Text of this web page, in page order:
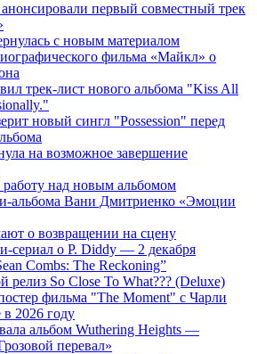
первый совместный трек
с новым материалом
фильма «Майкл» о
трек-лист нового альбома "Kiss All
новый сингл "Possession" перед
на возможное завершение
над новым альбомом
альбома Вани Дмитриенко «Эмоции
о возвращении на сцену
сериал о P. Diddy — 2 декабря
Combs: The Reckoning”
So Close To What??? (Deluxe)
фильма "The Moment" с Чарли
2026 году
альбом Wuthering Heights —
перевал»